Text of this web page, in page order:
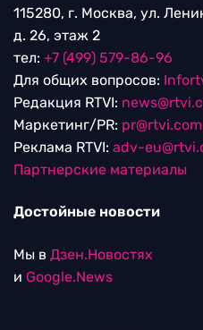
115280, г. Москва, ул.
д. 26, этаж 2
тел: +7 (499) 579-86-96
Для общих вопросов:
Редакция RTVI:
Маркетинг/PR: pr@rtvi.com
Реклама RTVI: adv-
Партнерские материалы
Достойные новости
Мы в Дзен.Новостях
и Google.News